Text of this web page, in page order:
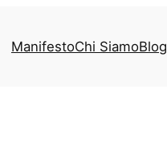
ManifestoChi SiamoBlog